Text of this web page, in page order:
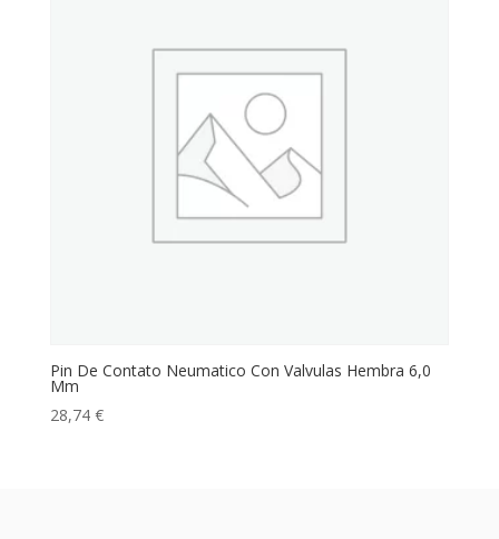
Pin De Contato Neumatico Con Valvulas Hembra 6,0
Mm
28,74 €